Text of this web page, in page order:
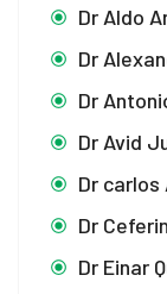
Dr Aldo
Dr
Dr
Dr Avid
Dr carlos
Dr
Dr Einar